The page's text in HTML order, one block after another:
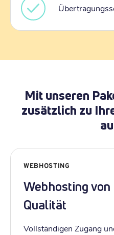
Mit unseren
zusätzlich zu
WEBHOSTING
Webhosting
Qualität
Vollständigen Zugang